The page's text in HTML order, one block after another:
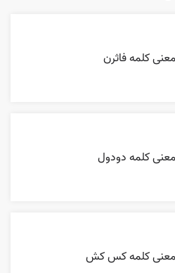
معنی کلمه فاثرن
معنی کلمه دودول
معنی کلمه کس کش